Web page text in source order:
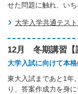
せた問題に触れ、いち
大学入学共通テス
12月 冬期講習【
大学入試に向けて本
東大入試まであと1年
り、答案作成力を身